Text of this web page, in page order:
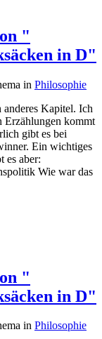
"
in D"
in Philosophie
Kapitel. Ich
Erzählungen kommt
gibt es bei
Ein wichtiges
es aber:
Wie war das
"
in D"
in Philosophie